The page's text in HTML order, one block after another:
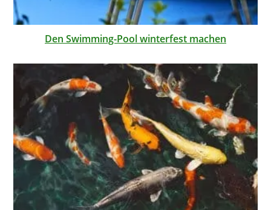
Den Swimming-Pool winterfest machen